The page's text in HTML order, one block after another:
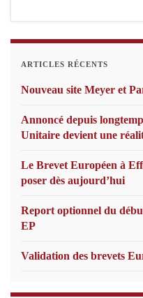
ARTICLES RÉCENTS
Nouveau site Meyer et
Annoncé depuis
Unitaire devient une
Le Brevet Européen à
poser dès aujourd’hui
Report optionnel du
EP
Validation des brevets